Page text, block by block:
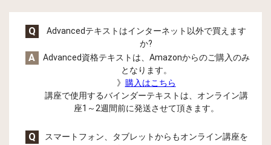
Q
Advancedテキストはインターネット以外で買えます
か?
A
Advanced資格テキストは、Amazonからのご購入のみ
となります。
》 購入はこちら
講座で使用するバインダーテキストは、オンライン講
座1～2週間前に発送させて頂きます。
Q
スマートフォン、タブレットからもオンライン講座を